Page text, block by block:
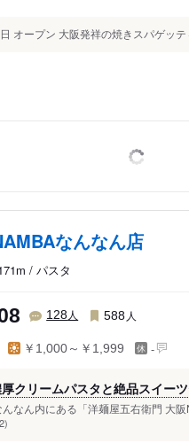
オープン 大阪発祥の焼きスパゲッ
なんなん店
/ パスタ
128人 588 人
￥1,000～￥1,999 -
クリームパスタと絶品スイー
なん内にある「洋麺屋五右衛門 大